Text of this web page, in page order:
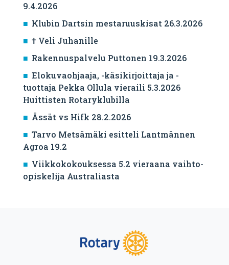
9.4.2026
Klubin Dartsin mestaruuskisat 26.3.2026
† Veli Juhanille
Rakennuspalvelu Puttonen 19.3.2026
Elokuvaohjaaja, -käsikirjoittaja ja -
tuottaja Pekka Ollula vieraili 5.3.2026
Huittisten Rotaryklubilla
Ässät vs Hifk 28.2.2026
Tarvo Metsämäki esitteli Lantmännen
Agroa 19.2
Viikkokokouksessa 5.2 vieraana vaihto-
opiskelija Australiasta